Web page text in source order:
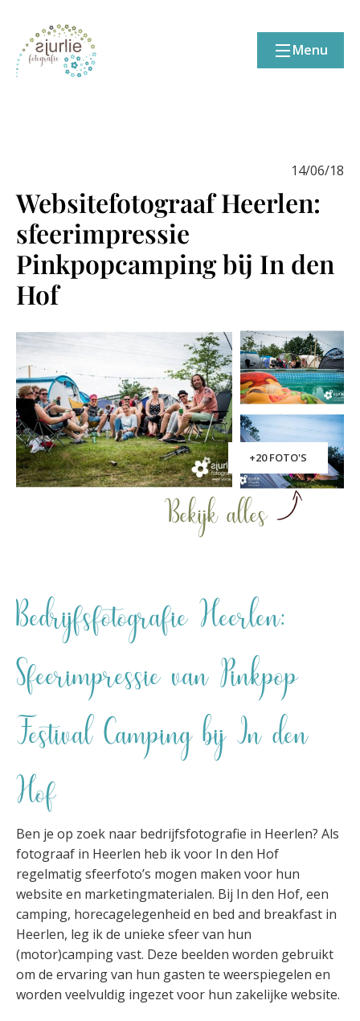
Menu
14/06/18
Websitefotograaf Heerlen:
sfeerimpressie
Pinkpopcamping bij In den
Hof
+20 FOTO'S
Bekijk alles
Bedrijfsfotografie Heerlen:
Sfeerimpressie van Pinkpop
Festival Camping bij In den
Hof
Ben je op zoek naar bedrijfsfotografie in Heerlen? Als
fotograaf in Heerlen heb ik voor In den Hof
regelmatig sfeerfoto’s mogen maken voor hun
website en marketingmaterialen. Bij In den Hof, een
camping, horecagelegenheid en bed and breakfast in
Heerlen, leg ik de unieke sfeer van hun
(motor)camping vast. Deze beelden worden gebruikt
om de ervaring van hun gasten te weerspiegelen en
worden veelvuldig ingezet voor hun zakelijke website.